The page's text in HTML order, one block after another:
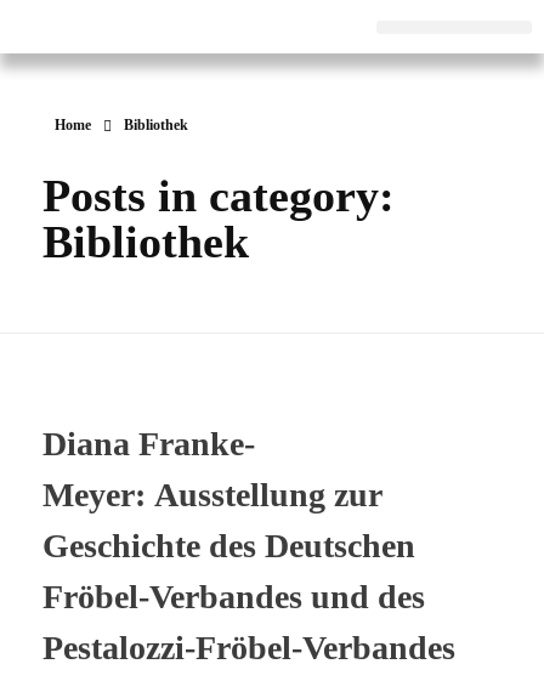
Pestalozzi-Fröbel-Verband e.V.
Fachverband für Kindheit und Bildung
Home Bibliothek
Posts in category:
Bibliothek
Diana Franke-
Meyer: Ausstellung zur
Geschichte des Deutschen
Fröbel-Verbandes und des
Pestalozzi-Fröbel-Verbandes